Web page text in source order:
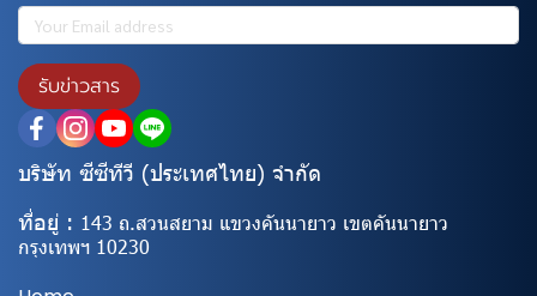
รับข่าวสาร
บริษัท ซีซีทีวี (ประเทศไทย) จํากัด
ที่อยู่ : 143 ถ.สวนสยาม แขวงคันนายาว เขตคันนายาว
กรุงเทพฯ 10230